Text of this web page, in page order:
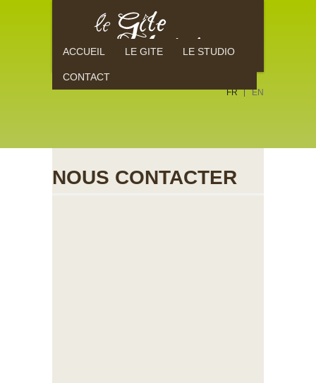
FR EN
ACCUEIL LE GITE LE STUDIO
CONTACT
NOUS CONTACTER